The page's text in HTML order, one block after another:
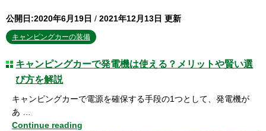
公開日:2020年6月19日 / 2021年12月13日 更新
キャンピングカーの装備
キャンピングカーで発電機は使える？メリットや賢い選
び方を解説
キャンピングカーで電源を確保する手段の1つとして、発電機が
あ …
Continue reading